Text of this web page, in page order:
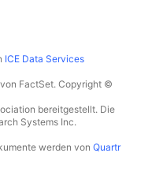
ICE Data Services
FactSet. Copyright ©
bereitgestellt. Die
Systems Inc.
werden von Quartr